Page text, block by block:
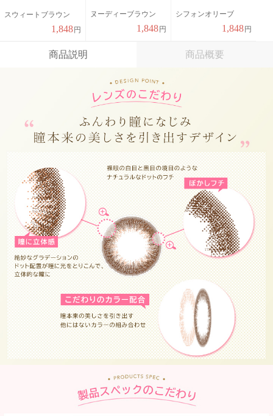
スウィートブラウン
1,848円
ヌーディーブラウン
1,848円
シフォンオリーブ
1,848円
商品説明 商品概要